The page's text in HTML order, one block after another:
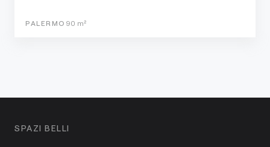
PALERMO 90 m²
SPAZI BELLI